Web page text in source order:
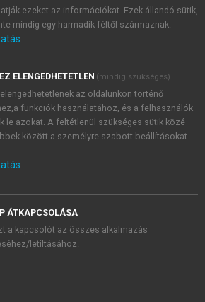
MeRSZ újdonságairól, akcióiról.
Akadémiai Kiadó Zrt. újdonságairól,
tájékoztatóbanfoglaltakat tudomásul
feltételeket, valamint a szotar.netés a
licencszerződéseiben foglaltakat
és elfogadom.
KIPRÓBÁLOM
ezeket az információkat. Ezek állandó sütik,
mindig egy harmadik féltől származnak.
ELENGEDHETETLEN (mindig szükséges)
az oldalunkon történő
funkciók használatához, és a felhasználók
le azokat. A feltétlenül szükséges sütik közé
között a személyre szabott beállításokat
ÁTKAPCSOLÁSA
a kapcsolót az összes alkalmazás
letiltásához.